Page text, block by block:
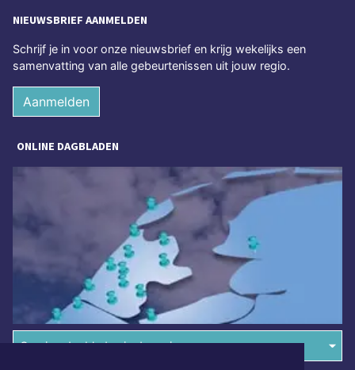
NIEUWSBRIEF AANMELDEN
Schrijf je in voor onze nieuwsbrief en krijg wekelijks een
samenvatting van alle gebeurtenissen uit jouw regio.
Aanmelden
ONLINE DAGBLADEN
Overige dagbladen in de regio